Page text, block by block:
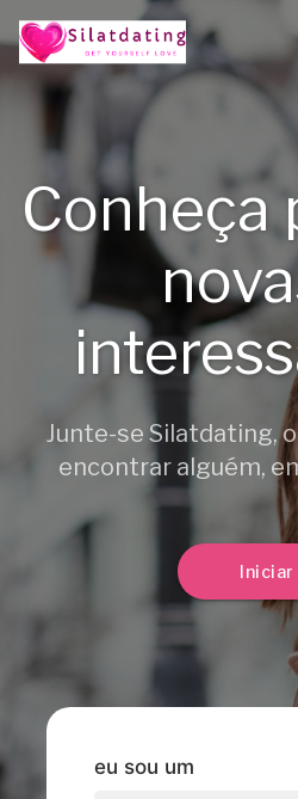
Conheça
Junte-se Silatdating,
encontrar alguém,
Iniciar
eu sou um